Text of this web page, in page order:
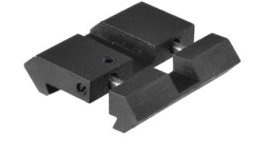
produits
ordre
ascendant